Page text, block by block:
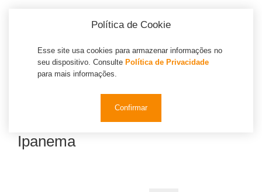
Política de Cookie
Esse site usa cookies para armazenar informações no
seu dispositivo. Consulte Política de Privacidade
para mais informações.
Confirmar
0
Ipanema